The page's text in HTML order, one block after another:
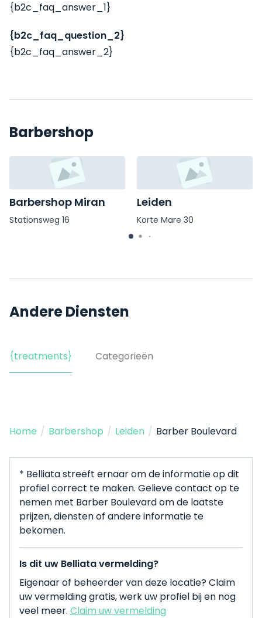
{b2c_faq_answer_1}
{b2c_faq_question_2}
{b2c_faq_answer_2}
Barbershop
Barbershop Miran
Stationsweg 16
Leiden
Korte Mare 30
Andere Diensten
{treatments} Categorieën
Home / Barbershop / Leiden / Barber Boulevard
* Belliata streeft ernaar om de informatie op dit
profiel correct te maken. Gelieve contact op te
nemen met Barber Boulevard om de laatste
prijzen, diensten of andere informatie te
bekomen.
Is dit uw Belliata vermelding?
Eigenaar of beheerder van deze locatie? Claim
uw vermelding gratis, werk uw profiel bij en nog
veel meer. Claim uw vermelding